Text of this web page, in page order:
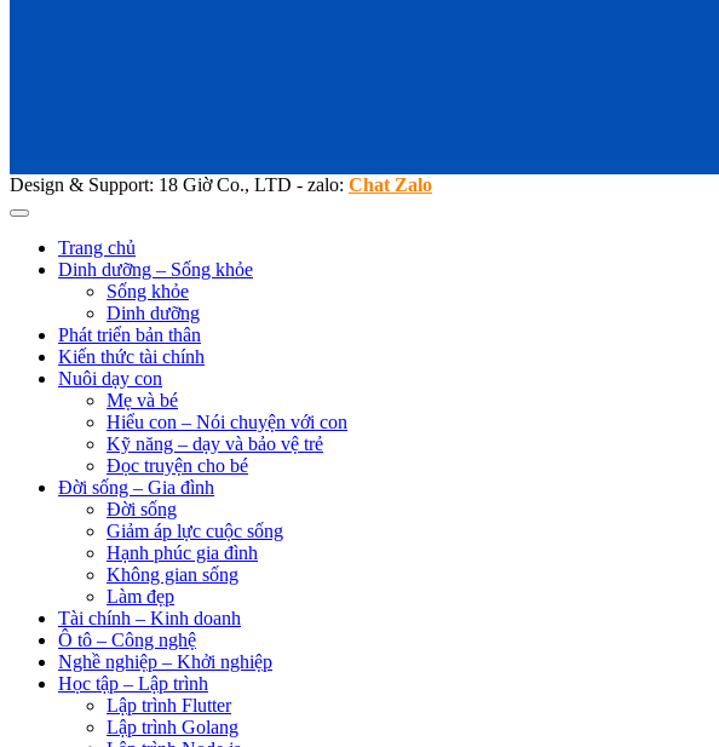
Design & Support: 18 Giờ Co., LTD - zalo: Chat Zalo
Trang chủ
Dinh dưỡng – Sống khỏe
Sống khỏe
Dinh dưỡng
Phát triển bản thân
Kiến thức tài chính
Nuôi dạy con
Mẹ và bé
Hiểu con – Nói chuyện với con
Kỹ năng – dạy và bảo vệ trẻ
Đọc truyện cho bé
Đời sống – Gia đình
Đời sống
Giảm áp lực cuộc sống
Hạnh phúc gia đình
Không gian sống
Làm đẹp
Tài chính – Kinh doanh
Ô tô – Công nghệ
Nghề nghiệp – Khởi nghiệp
Học tập – Lập trình
Lập trình Flutter
Lập trình Golang